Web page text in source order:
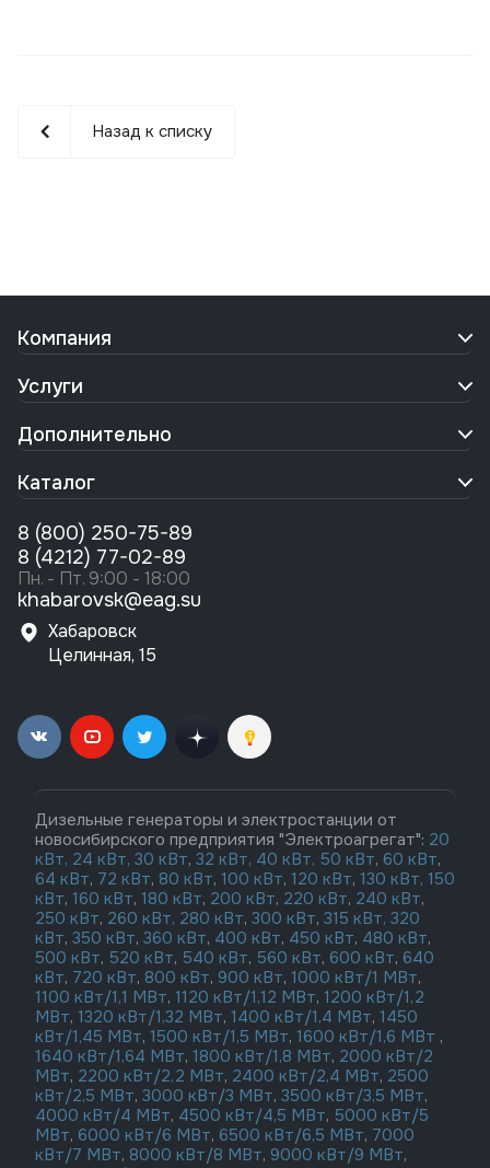
Назад к списку
Компания
Услуги
Дополнительно
Каталог
8 (800) 250-75-89
8 (4212) 77-02-89
Пн. - Пт. 9:00 - 18:00
khabarovsk@eag.su
Хабаровск
Целинная, 15
Дизельные генераторы и электростанции от
новосибирского предприятия "Электроагрегат": 20
кВт, 24 кВт, 30 кВт, 32 кВт, 40 кВт, 50 кВт, 60 кВт,
64 кВт, 72 кВт, 80 кВт, 100 кВт, 120 кВт, 130 кВт, 150
кВт, 160 кВт, 180 кВт, 200 кВт, 220 кВт, 240 кВт,
250 кВт, 260 кВт, 280 кВт, 300 кВт, 315 кВт, 320
кВт, 350 кВт, 360 кВт, 400 кВт, 450 кВт, 480 кВт,
500 кВт, 520 кВт, 540 кВт, 560 кВт, 600 кВт, 640
кВт, 720 кВт, 800 кВт, 900 кВт, 1000 кВт/1 МВт,
1100 кВт/1,1 МВт, 1120 кВт/1,12 МВт, 1200 кВт/1,2
МВт, 1320 кВт/1,32 МВт, 1400 кВт/1,4 МВт, 1450
кВт/1,45 МВт, 1500 кВт/1,5 МВт, 1600 кВт/1,6 МВт ,
1640 кВт/1,64 МВт, 1800 кВт/1,8 МВт, 2000 кВт/2
МВт, 2200 кВт/2,2 МВт, 2400 кВт/2,4 МВт, 2500
кВт/2,5 МВт, 3000 кВт/3 МВт, 3500 кВт/3,5 МВт,
4000 кВт/4 МВт, 4500 кВт/4,5 МВт, 5000 кВт/5
МВт, 6000 кВт/6 МВт, 6500 кВт/6,5 МВт, 7000
кВт/7 МВт, 8000 кВт/8 МВт, 9000 кВт/9 МВт,